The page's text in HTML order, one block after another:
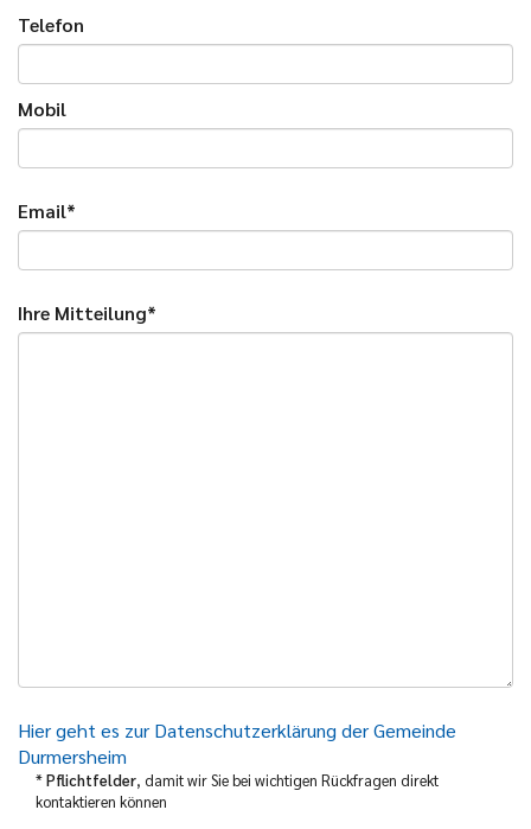
Telefon
Mobil
Email*
Ihre Mitteilung*
Hier geht es zur Datenschutzerklärung der Gemeinde
Durmersheim
*Pflichtfelder, damit wir Sie bei wichtigen Rückfragen direkt
kontaktieren können